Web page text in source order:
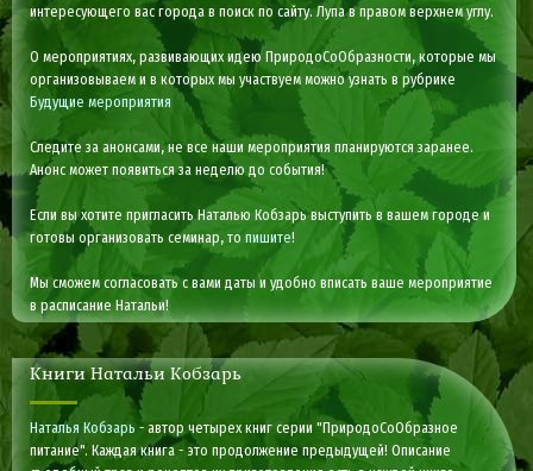
интересующего вас города в поиск по сайту. Лупа в правом верхнем углу.
О мероприятиях, развивающих идею ПриродоСоОбразности, которые мы
организовываем и в которых мы участвуем можно узнать в рубрике
Будущие мероприятия
Следите за анонсами, не все наши мероприятия планируются заранее.
Анонс может появиться за неделю до события!
Если вы хотите пригласить Наталью Кобзарь выступить в вашем городе и
готовы организовать семинар, топишите!
Мы сможем согласовать с вами даты и удобно вписать ваше мероприятие
в расписание Натальи!
Книги Натальи Кобзарь
Наталья Кобзарь - автор четырех книг серии "ПриродоСоОбразное
питание". Каждая книга - это продолжение предыдущей! Описание